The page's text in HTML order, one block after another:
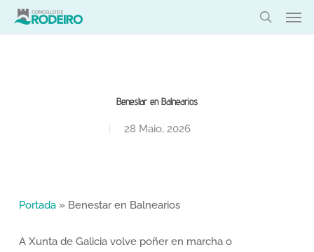
Skip
Benestar en Balnearios
28 Maio, 2026
Portada» Benestar en Balnearios
A Xunta de Galicia volve poñer en marcha o